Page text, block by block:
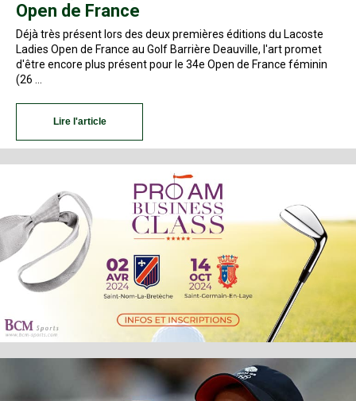
Open de France
Déjà très présent lors des deux premières éditions du Lacoste
Ladies Open de France au Golf Barrière Deauville, l'art promet
d'être encore plus présent pour le 34e Open de France féminin
(26 …
Lire l'article